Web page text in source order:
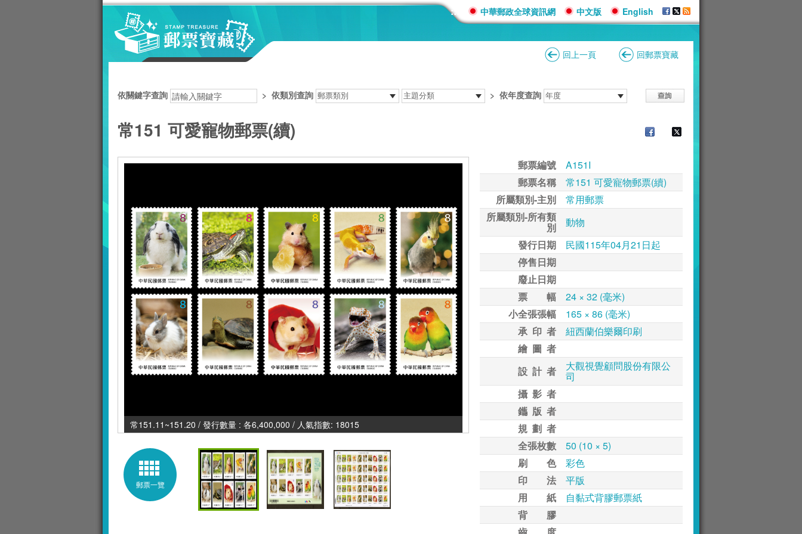
::: 中華郵政全球資訊網 中文版 English
回上一頁 回郵票寶藏
依關鍵字查詢 > 依類別查詢 > 依年度查詢
常151 可愛寵物郵票(續)
常151.11~151.20 / 發行數量 : 各6,400,000 / 人氣指數: 18015
郵票一覽
郵票編號
A151I
郵票名稱
常151 可愛寵物郵票(續)
所屬類別-主別
常用郵票
所屬類別-所有類
別
動物
發行日期
民國115年04月21日起
停售日期
廢止日期
票 幅
24 × 32 (毫米)
小全張張幅
165 × 86 (毫米)
承 印 者
紐西蘭伯樂爾印刷
繪 圖 者
設 計 者
大觀視覺顧問股份有限公
司
攝 影 者
鑴 版 者
規 劃 者
全張枚數
50 (10 × 5)
刷 色
彩色
印 法
平版
用 紙
自黏式背膠郵票紙
背 膠